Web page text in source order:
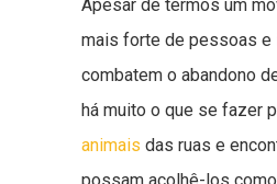
Apesar de termos um
mais forte de pessoas e
combatem o abandono
há muito o que se fazer
animais das ruas e